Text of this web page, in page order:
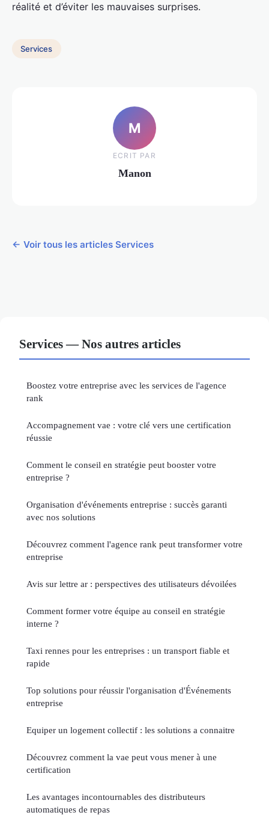
réalité et d’éviter les mauvaises surprises.
Services
M
ECRIT PAR
Manon
← Voir tous les articles Services
Services — Nos autres articles
Boostez votre entreprise avec les services de l'agence
rank
Accompagnement vae : votre clé vers une certification
réussie
Comment le conseil en stratégie peut booster votre
entreprise ?
Organisation d'événements entreprise : succès garanti
avec nos solutions
Découvrez comment l'agence rank peut transformer votre
entreprise
Avis sur lettre ar : perspectives des utilisateurs dévoilées
Comment former votre équipe au conseil en stratégie
interne ?
Taxi rennes pour les entreprises : un transport fiable et
rapide
Top solutions pour réussir l'organisation d'Événements
entreprise
Equiper un logement collectif : les solutions a connaitre
Découvrez comment la vae peut vous mener à une
certification
Les avantages incontournables des distributeurs
automatiques de repas